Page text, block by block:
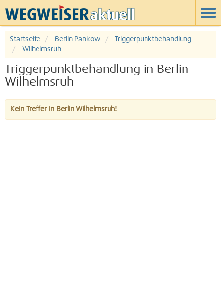
Startseite Berlin Pankow
Triggerpunktbehandlung
Wilhelmsruh
Triggerpunktbehandlung in Berlin
Wilhelmsruh
Kein Treffer in Berlin Wilhelmsruh!